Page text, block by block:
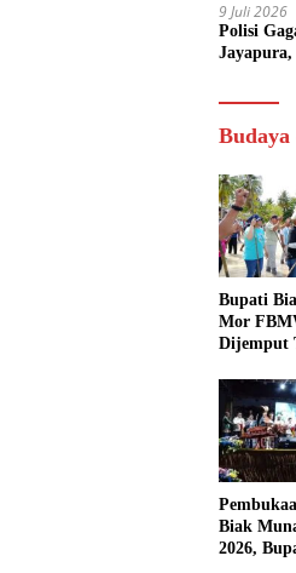
9 Juli 2026
Polisi
Bupati
Mor
Dijemput
Biak
2026,